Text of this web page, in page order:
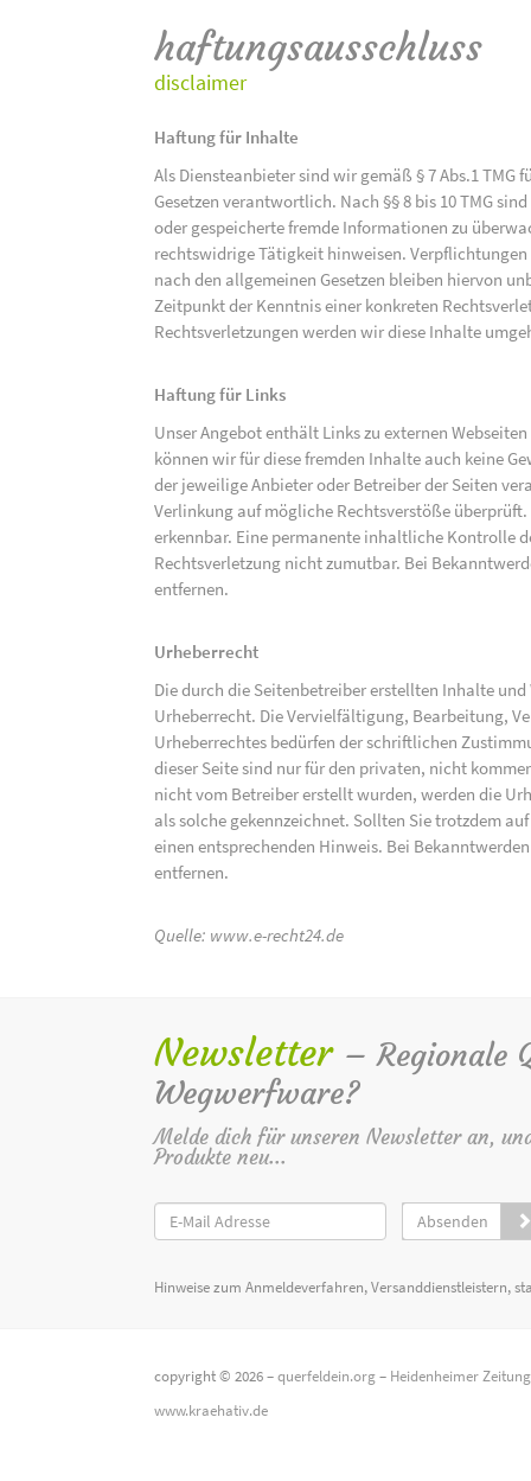
haftungsausschluss
disclaimer
Haftung für Inhalte
Als Diensteanbieter sind wir gemäß § 7 Abs.1
Gesetzen verantwortlich. Nach §§ 8 bis 10 TMG
oder gespeicherte fremde Informationen zu
rechtswidrige Tätigkeit hinweisen.
nach den allgemeinen Gesetzen bleiben hiervon
Zeitpunkt der Kenntnis einer konkreten
Rechtsverletzungen werden wir diese Inhalte
Haftung für Links
Unser Angebot enthält Links zu externen
können wir für diese fremden Inhalte auch keine
der jeweilige Anbieter oder Betreiber der Seiten
Verlinkung auf mögliche Rechtsverstöße
erkennbar. Eine permanente inhaltliche Kontrolle
Rechtsverletzung nicht zumutbar. Bei
entfernen.
Urheberrecht
Die durch die Seitenbetreiber erstellten Inhalte
Urheberrecht. Die Vervielfältigung, Bearbeitung,
Urheberrechtes bedürfen der schriftlichen
dieser Seite sind nur für den privaten, nicht
nicht vom Betreiber erstellt wurden, werden die
als solche gekennzeichnet. Sollten Sie trotzdem
einen entsprechenden Hinweis. Bei
entfernen.
Quelle: www.e-recht24.de
Newsletter – Regionale
Wegwerfware?
Melde dich für unseren Newsletter an,
Produkte neu...
Absenden
Hinweise zum Anmeldeverfahren, Versanddienstleistern,
copyright © 2026 –querfeldein.org– Heidenheimer
www.kraehativ.de